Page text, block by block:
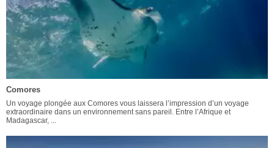
Comores
Un voyage plongée aux Comores vous laissera l’impression d’un voyage
extraordinaire dans un environnement sans pareil. Entre l’Afrique et
Madagascar, ...